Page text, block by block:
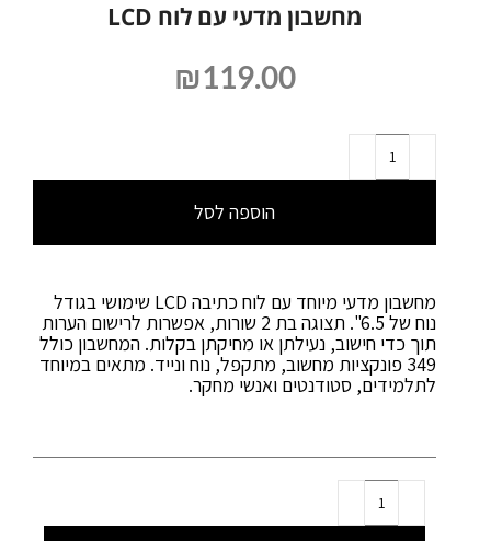
מחשבון מדעי עם לוח LCD
₪119.00
הוספה לסל
מחשבון מדעי מיוחד עם לוח כתיבה LCD שימושי בגודל
נוח של 6.5". תצוגה בת 2 שורות, אפשרות לרישום הערות
תוך כדי חישוב, נעילתן או מחיקתן בקלות. המחשבון כולל
349 פונקציות מחשוב, מתקפל, נוח ונייד. מתאים במיוחד
לתלמידים, סטודנטים ואנשי מחקר.